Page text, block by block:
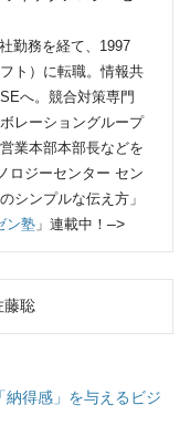
勤務を経て、1997
ト）に転職。情報共
へ。競合対策専門
レーショングループ
業本部本部長などを
ロジーセンター セン
シンプルな伝え方」
ン塾 」連載中！ –>
聡
得感」を与えるビジ